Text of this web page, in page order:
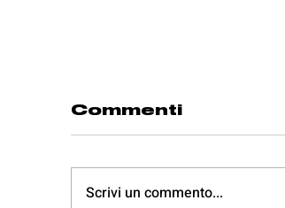
Commenti
Scrivi un commento...